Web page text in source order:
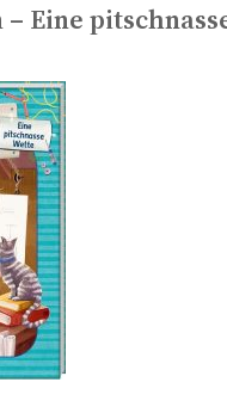
Eine